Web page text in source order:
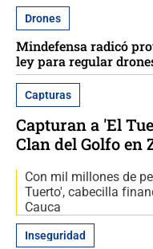
Drones
Mindefensa radicó
ley para regular
Capturas
Capturan a 'El
Clan del Golfo en
Con mil millones de
Tuerto', cabecilla
Cauca
Inseguridad